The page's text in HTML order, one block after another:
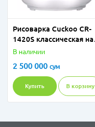
Рисоварка Cuckoo CR-
1420S классическая на
14 порций
В наличии
2 500 000 сум
Купить В корзину